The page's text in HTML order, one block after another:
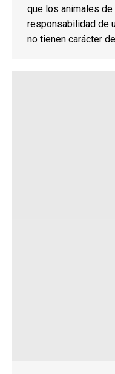
que los animales
responsabilidad de
no tienen carácter